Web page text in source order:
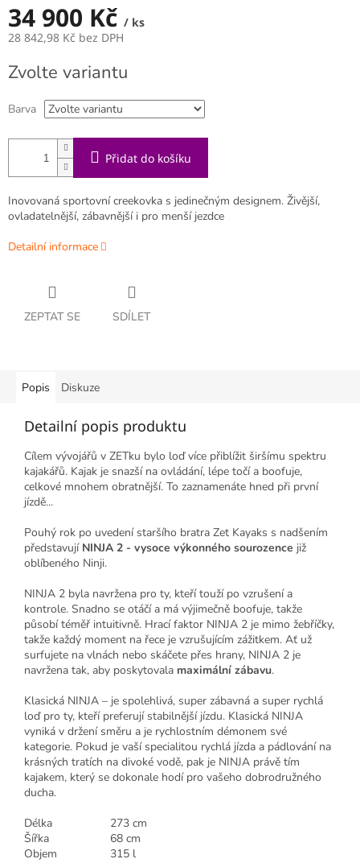
34 900 Kč / ks
28 842,98 Kč bez DPH
cena:
Zvolte variantu
Barva
Přidat do košíku
Inovovaná sportovní creekovka s jedinečným designem. Živější,
ovladatelnější, zábavnější i pro menší jezdce
Detailní informace
ZEPTAT SE SDÍLET
Popis Diskuze
Detailní popis produktu
Cílem vývojářů v ZETku bylo loď více přiblížit širšímu spektru
kajakářů. Kajak je snazší na ovládání, lépe točí a boofuje,
celkové mnohem obratnější. To zaznamenáte hned při první
jízdě...
Pouhý rok po uvedení staršího bratra Zet Kayaks s nadšením
představují NINJA 2 - vysoce výkonného sourozence již
oblíbeného Ninji.
NINJA 2 byla navržena pro ty, kteří touží po vzrušení a
kontrole. Snadno se otáčí a má výjimečně boofuje, takže
působí téměř intuitivně. Hrací faktor NINJA 2 je mimo žebříčky,
takže každý moment na řece je vzrušujícím zážitkem. Ať už
surfujete na vlnách nebo skáčete přes hrany, NINJA 2 je
navržena tak, aby poskytovala maximální zábavu.
Klasická NINJA – je spolehlivá, super zábavná a super rychlá
loď pro ty, kteří preferují stabilnější jízdu. Klasická NINJA
vyniká v držení směru a je rychlostním démonem své
kategorie. Pokud je vaší specialitou rychlá jízda a pádlování na
krásných tratích na divoké vodě, pak je NINJA právě tím
kajakem, který se dokonale hodí pro vašeho dobrodružného
ducha.
Délka
273 cm
Šířka
68 cm
Objem
315 l